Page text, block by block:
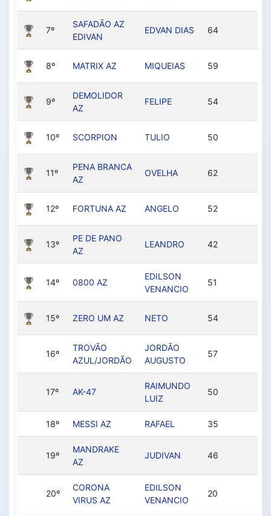
7º
SAFADÃO AZ
EDIVAN
EDVAN DIAS 64
8º MATRIX AZ MIQUEIAS 59
9º
DEMOLIDOR
AZ
FELIPE 54
10º SCORPION TULIO 50
11º
PENA BRANCA
AZ
OVELHA 62
12º FORTUNA AZ ANGELO 52
13º
PE DE PANO
AZ
LEANDRO 42
14º 0800 AZ
EDILSON
VENANCIO
51
15º ZERO UM AZ NETO 54
16º
TROVÃO
AZUL/JORDÃO
JORDÃO
AUGUSTO
57
17º AK-47
RAIMUNDO
LUIZ
50
18º MESSI AZ RAFAEL 35
19º
MANDRAKE
AZ
JUDIVAN 46
20º
CORONA
VIRUS AZ
EDILSON
VENANCIO
20